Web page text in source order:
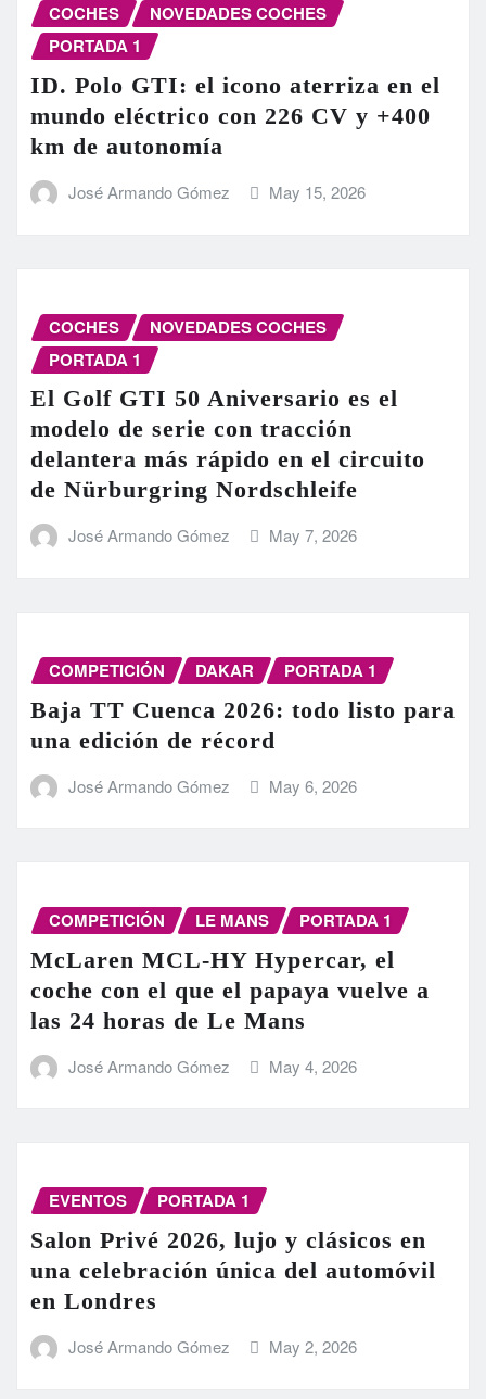
COCHES
NOVEDADES COCHES
PORTADA 1
ID. Polo GTI: el icono aterriza en el
mundo eléctrico con 226 CV y +400
km de autonomía
José Armando Gómez May 15, 2026
COCHES
NOVEDADES COCHES
PORTADA 1
El Golf GTI 50 Aniversario es el
modelo de serie con tracción
delantera más rápido en el circuito
de Nürburgring Nordschleife
José Armando Gómez May 7, 2026
COMPETICIÓN DAKAR PORTADA 1
Baja TT Cuenca 2026: todo listo para
una edición de récord
José Armando Gómez May 6, 2026
COMPETICIÓN LE MANS PORTADA 1
McLaren MCL-HY Hypercar, el
coche con el que el papaya vuelve a
las 24 horas de Le Mans
José Armando Gómez May 4, 2026
EVENTOS PORTADA 1
Salon Privé 2026, lujo y clásicos en
una celebración única del automóvil
en Londres
José Armando Gómez May 2, 2026